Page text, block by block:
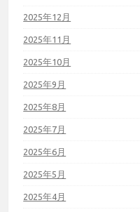
2025年12月
2025年11月
2025年10月
2025年9月
2025年8月
2025年7月
2025年6月
2025年5月
2025年4月